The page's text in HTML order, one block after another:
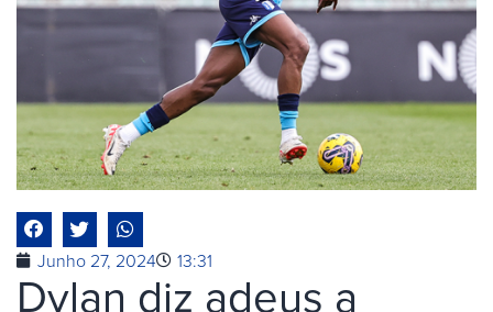
Junho 27, 2024 13:31
Dylan diz adeus a